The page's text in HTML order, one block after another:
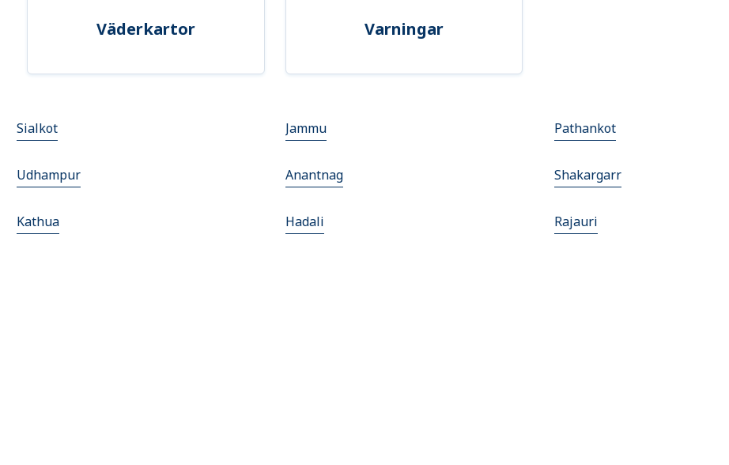
Väderkartor Varningar
Sialkot Jammu Pathankot
Udhampur Anantnag Shakargarr
Kathua Hadali Rajauri